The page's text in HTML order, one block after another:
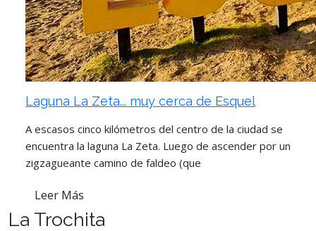
Laguna La Zeta... muy cerca de Esquel
A escasos cinco kilómetros del centro de la ciudad se
encuentra la laguna La Zeta. Luego de ascender por un
zigzagueante camino de faldeo (que
Leer Más
La Trochita